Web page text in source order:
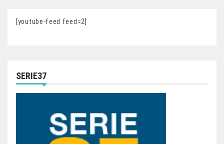
[youtube-feed feed=2]
SERIE37